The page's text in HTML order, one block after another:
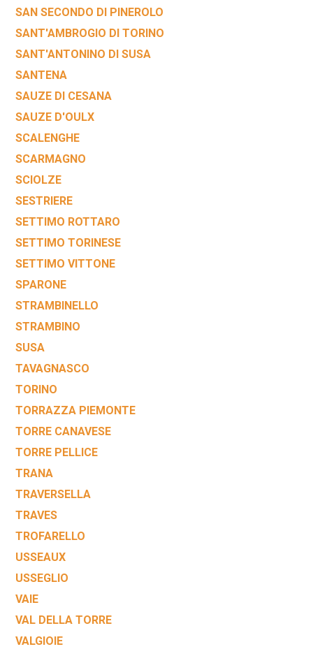
SAN SECONDO DI PINEROLO
SANT'AMBROGIO DI TORINO
SANT'ANTONINO DI SUSA
SANTENA
SAUZE DI CESANA
SAUZE D'OULX
SCALENGHE
SCARMAGNO
SCIOLZE
SESTRIERE
SETTIMO ROTTARO
SETTIMO TORINESE
SETTIMO VITTONE
SPARONE
STRAMBINELLO
STRAMBINO
SUSA
TAVAGNASCO
TORINO
TORRAZZA PIEMONTE
TORRE CANAVESE
TORRE PELLICE
TRANA
TRAVERSELLA
TRAVES
TROFARELLO
USSEAUX
USSEGLIO
VAIE
VAL DELLA TORRE
VALGIOIE